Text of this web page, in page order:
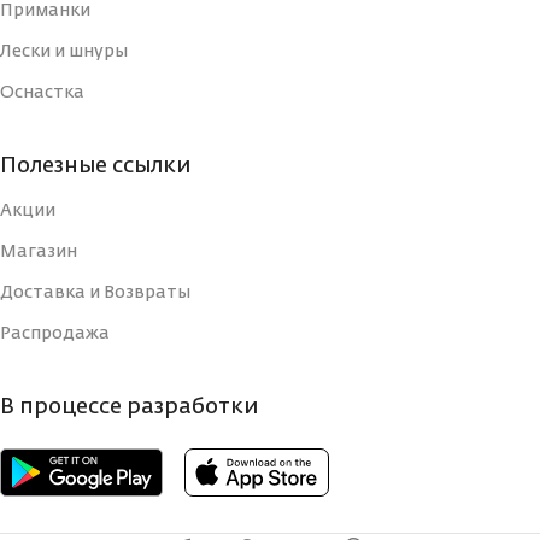
СТРАНА-
КРЮЧКА
Одинарный
Приманки
Лески и шнуры
Оснастка
Полезные ссылки
Акции
Магазин
Доставка и Возвраты
Распродажа
В процессе разработки